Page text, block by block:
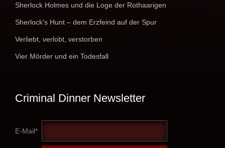
Sherlock Holmes und die Loge der Rothaarigen
Sherlock's Hunt – dem Erzfeind auf der Spur
Verliebt, verlobt, verstorben
Vier Mörder und ein Todesfall
Criminal Dinner Newsletter
E-Mail*